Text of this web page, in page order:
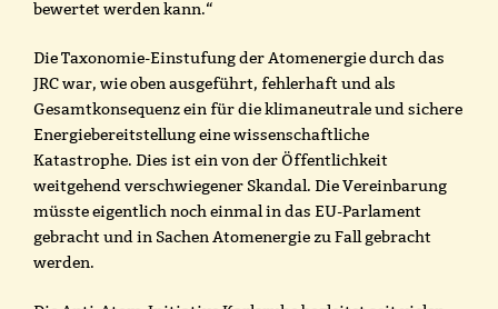
bewertet werden kann.“
Die Taxonomie-Einstufung der Atomenergie durch das
JRC war, wie oben ausgeführt, fehlerhaft und als
Gesamtkonsequenz ein für die klimaneutrale und sichere
Energiebereitstellung eine wissenschaftliche
Katastrophe. Dies ist ein von der Öffentlichkeit
weitgehend verschwiegener Skandal. Die Vereinbarung
müsste eigentlich noch einmal in das EU-Parlament
gebracht und in Sachen Atomenergie zu Fall gebracht
werden.